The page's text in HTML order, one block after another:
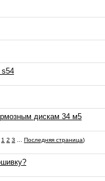
дискам 34 м5
1 2 3 Последняя страница)